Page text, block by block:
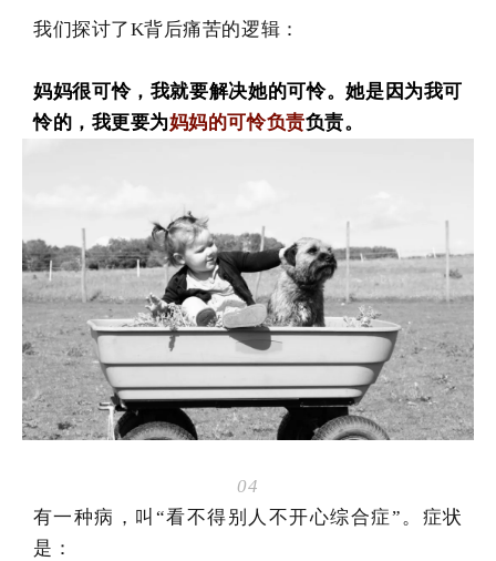
我们探讨了K背后痛苦的逻辑：
妈妈很可怜，我就要解决她的可怜。她是因为我可
怜的，我更要为妈妈的可怜负责负责。
04
有一种病，叫“看不得别人不开心综合症”。症状
是：